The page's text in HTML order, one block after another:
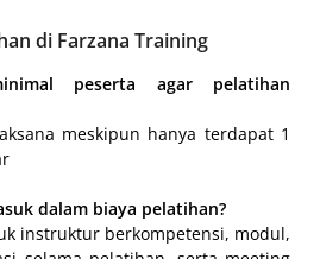
di Farzana Training
peserta agar pelatihan
meskipun hanya terdapat 1
dalam biaya pelatihan?
instruktur berkompetensi, modul,